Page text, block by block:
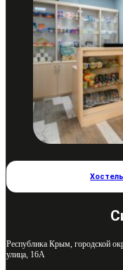
Республика Крым, городской
улица, 16А